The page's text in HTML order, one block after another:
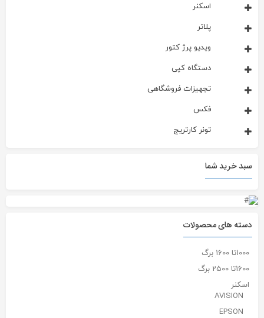
اسکنر
پلاتر
ویدیو پرژ کتور
دستگاه کپی
تجهیزات فروشگاهی
فکس
تونر کارتریج
سبد خرید شما
دسته های محصولات
1000تا 1600 برگ
1600تا 2500 برگ
اسکنر
AVISION
EPSON